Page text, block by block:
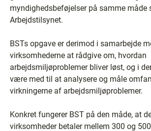
myndighedsbeføjelser på samme måde
Arbejdstilsynet.
BSTs opgave er derimod i samarbejde
virksomhederne at rådgive om, hvordan
arbejdsmiljøproblemer bliver løst, og i
være med til at analysere og måle
virkningerne af arbejdsmiljøproblemer.
Konkret fungerer BST på den måde, at
virksomheder betaler mellem 300 og 500